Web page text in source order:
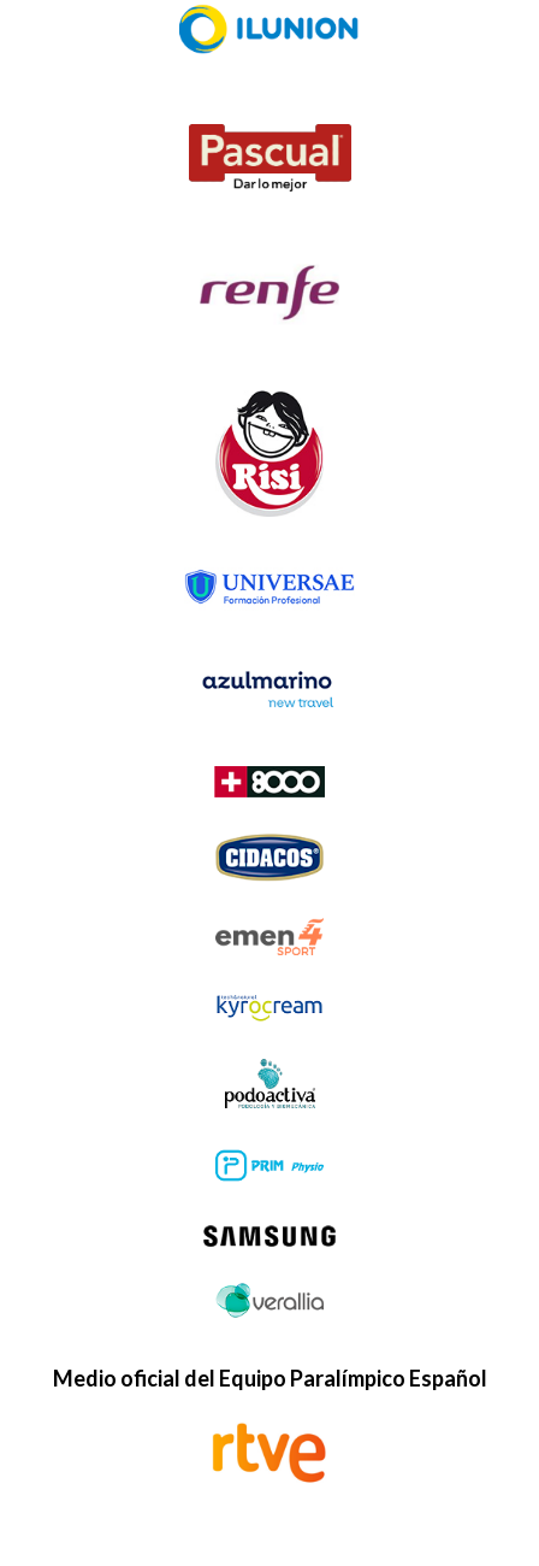
Medio oficial del Equipo Paralímpico Español